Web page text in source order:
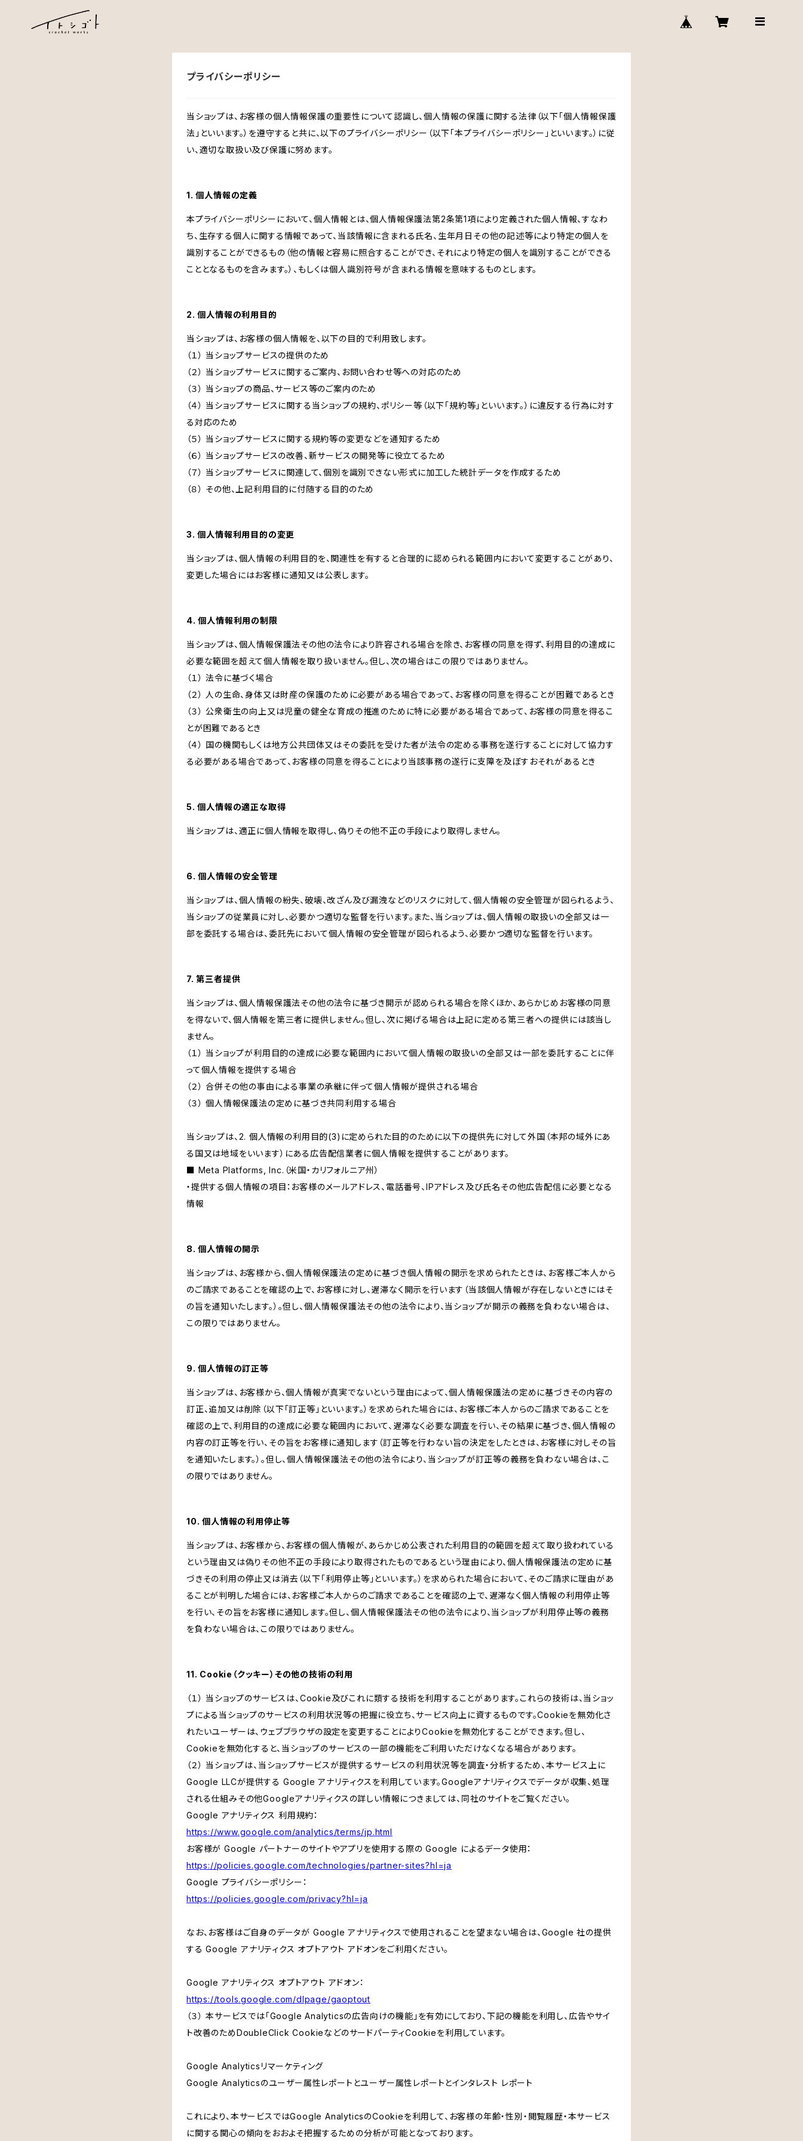
プライバシーポリシー
当ショップは、お客様の個人情報保護の重要性について認識し、個人情報の保護に関する法律（以下「個人情報保護
法」といいます。）を遵守すると共に、以下のプライバシーポリシー（以下「本プライバシーポリシー」といいます。）に従
い、適切な取扱い及び保護に努めます。
1. 個人情報の定義
本プライバシーポリシーにおいて、個人情報とは、個人情報保護法第2条第1項により定義された個人情報、すなわ
ち、生存する個人に関する情報であって、当該情報に含まれる氏名、生年月日その他の記述等により特定の個人を
識別することができるもの（他の情報と容易に照合することができ、それにより特定の個人を識別することができる
こととなるものを含みます。）、もしくは個人識別符号が含まれる情報を意味するものとします。
2. 個人情報の利用目的
当ショップは、お客様の個人情報を、以下の目的で利用致します。
（１） 当ショップサービスの提供のため
（２） 当ショップサービスに関するご案内、お問い合わせ等への対応のため
（３） 当ショップの商品、サービス等のご案内のため
（４） 当ショップサービスに関する当ショップの規約、ポリシー等（以下「規約等」といいます。）に違反する行為に対す
る対応のため
（５） 当ショップサービスに関する規約等の変更などを通知するため
（６） 当ショップサービスの改善、新サービスの開発等に役立てるため
（７） 当ショップサービスに関連して、個別を識別できない形式に加工した統計データを作成するため
（８） その他、上記利用目的に付随する目的のため
3. 個人情報利用目的の変更
当ショップは、個人情報の利用目的を、関連性を有すると合理的に認められる範囲内において変更することがあり、
変更した場合にはお客様に通知又は公表します。
4. 個人情報利用の制限
当ショップは、個人情報保護法その他の法令により許容される場合を除き、お客様の同意を得ず、利用目的の達成に
必要な範囲を超えて個人情報を取り扱いません。但し、次の場合はこの限りではありません。
（１） 法令に基づく場合
（２） 人の生命、身体又は財産の保護のために必要がある場合であって、お客様の同意を得ることが困難であるとき
（３） 公衆衛生の向上又は児童の健全な育成の推進のために特に必要がある場合であって、お客様の同意を得るこ
とが困難であるとき
（４） 国の機関もしくは地方公共団体又はその委託を受けた者が法令の定める事務を遂行することに対して協力す
る必要がある場合であって、お客様の同意を得ることにより当該事務の遂行に支障を及ぼすおそれがあるとき
5. 個人情報の適正な取得
当ショップは、適正に個人情報を取得し、偽りその他不正の手段により取得しません。
6. 個人情報の安全管理
当ショップは、個人情報の紛失、破壊、改ざん及び漏洩などのリスクに対して、個人情報の安全管理が図られるよう、
当ショップの従業員に対し、必要かつ適切な監督を行います。また、当ショップは、個人情報の取扱いの全部又は一
部を委託する場合は、委託先において個人情報の安全管理が図られるよう、必要かつ適切な監督を行います。
7. 第三者提供
当ショップは、個人情報保護法その他の法令に基づき開示が認められる場合を除くほか、あらかじめお客様の同意
を得ないで、個人情報を第三者に提供しません。但し、次に掲げる場合は上記に定める第三者への提供には該当し
ません。
（１） 当ショップが利用目的の達成に必要な範囲内において個人情報の取扱いの全部又は一部を委託することに伴
って個人情報を提供する場合
（２） 合併その他の事由による事業の承継に伴って個人情報が提供される場合
（３） 個人情報保護法の定めに基づき共同利用する場合
当ショップは、2. 個人情報の利用目的(3)に定められた目的のために以下の提供先に対して外国（本邦の域外にあ
る国又は地域をいいます）にある広告配信業者に個人情報を提供することがあります。
■ Meta Platforms, Inc.（米国・カリフォルニア州）
・提供する個人情報の項目：お客様のメールアドレス、電話番号、IPアドレス及び氏名その他広告配信に必要となる
情報
8. 個人情報の開示
当ショップは、お客様から、個人情報保護法の定めに基づき個人情報の開示を求められたときは、お客様ご本人から
のご請求であることを確認の上で、お客様に対し、遅滞なく開示を行います（当該個人情報が存在しないときにはそ
の旨を通知いたします。）。但し、個人情報保護法その他の法令により、当ショップが開示の義務を負わない場合は、
この限りではありません。
9. 個人情報の訂正等
当ショップは、お客様から、個人情報が真実でないという理由によって、個人情報保護法の定めに基づきその内容の
訂正、追加又は削除（以下「訂正等」といいます。）を求められた場合には、お客様ご本人からのご請求であることを
確認の上で、利用目的の達成に必要な範囲内において、遅滞なく必要な調査を行い、その結果に基づき、個人情報の
内容の訂正等を行い、その旨をお客様に通知します（訂正等を行わない旨の決定をしたときは、お客様に対しその旨
を通知いたします。）。但し、個人情報保護法その他の法令により、当ショップが訂正等の義務を負わない場合は、こ
の限りではありません。
10. 個人情報の利用停止等
当ショップは、お客様から、お客様の個人情報が、あらかじめ公表された利用目的の範囲を超えて取り扱われている
という理由又は偽りその他不正の手段により取得されたものであるという理由により、個人情報保護法の定めに基
づきその利用の停止又は消去（以下「利用停止等」といいます。）を求められた場合において、そのご請求に理由があ
ることが判明した場合には、お客様ご本人からのご請求であることを確認の上で、遅滞なく個人情報の利用停止等
を行い、その旨をお客様に通知します。但し、個人情報保護法その他の法令により、当ショップが利用停止等の義務
を負わない場合は、この限りではありません。
11. Cookie（クッキー）その他の技術の利用
（１） 当ショップのサービスは、Cookie及びこれに類する技術を利用することがあります。これらの技術は、当ショッ
プによる当ショップのサービスの利用状況等の把握に役立ち、サービス向上に資するものです。Cookieを無効化さ
れたいユーザーは、ウェブブラウザの設定を変更することによりCookieを無効化することができます。但し、
Cookieを無効化すると、当ショップのサービスの一部の機能をご利用いただけなくなる場合があります。
（２） 当ショップは、当ショップサービスが提供するサービスの利用状況等を調査・分析するため、本サービス上に
Google LLCが提供する Google アナリティクスを利用しています。Googleアナリティクスでデータが収集、処理
される仕組みその他Googleアナリティクスの詳しい情報につきましては、同社のサイトをご覧ください。
Google アナリティクス 利用規約：
https://www.google.com/analytics/terms/jp.html
お客様が Google パートナーのサイトやアプリを使用する際の Google によるデータ使用：
https://policies.google.com/technologies/partner-sites?hl=ja
Google プライバシーポリシー：
https://policies.google.com/privacy?hl=ja
なお、お客様はご自身のデータが Google アナリティクスで使用されることを望まない場合は、Google 社の提供
する Google アナリティクス オプトアウト アドオンをご利用ください。
Google アナリティクス オプトアウト アドオン：
https://tools.google.com/dlpage/gaoptout
（３） 本サービスでは「Google Analyticsの広告向けの機能」を有効にしており、下記の機能を利用し、広告やサイ
ト改善のためDoubleClick CookieなどのサードパーティCookieを利用しています。
Google Analyticsリマーケティング
Google Analyticsのユーザー属性レポートとユーザー属性レポートとインタレスト レポート
これにより、本サービスではGoogle AnalyticsのCookieを利用して、お客様の年齢・性別・閲覧履歴・本サービス
に関する関心の傾向をおおよそ把握するための分析が可能となっております。